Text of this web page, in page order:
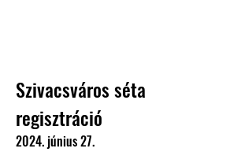
Szivacsváros séta
regisztráció
2024. június 27.